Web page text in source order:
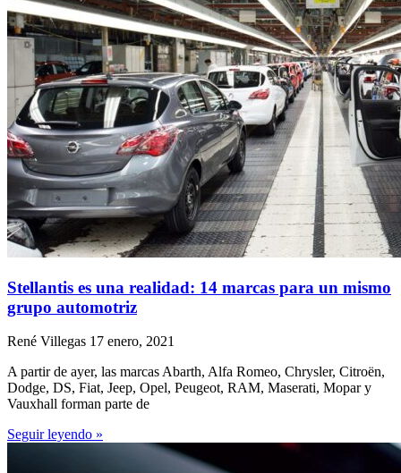
Stellantis es una realidad: 14 marcas para un mismo
grupo automotriz
René Villegas 17 enero, 2021
A partir de ayer, las marcas Abarth, Alfa Romeo, Chrysler, Citroën,
Dodge, DS, Fiat, Jeep, Opel, Peugeot, RAM, Maserati, Mopar y
Vauxhall forman parte de
Seguir leyendo »